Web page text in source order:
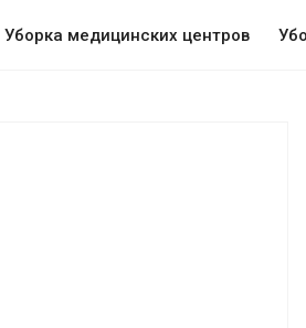
Уборка медицинских центров